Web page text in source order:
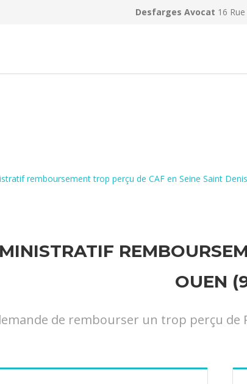
Desfarges Avocat 16
remboursement trop perçu de CAF en Seine Saint
OUEN
de rembourser un trop perçu de